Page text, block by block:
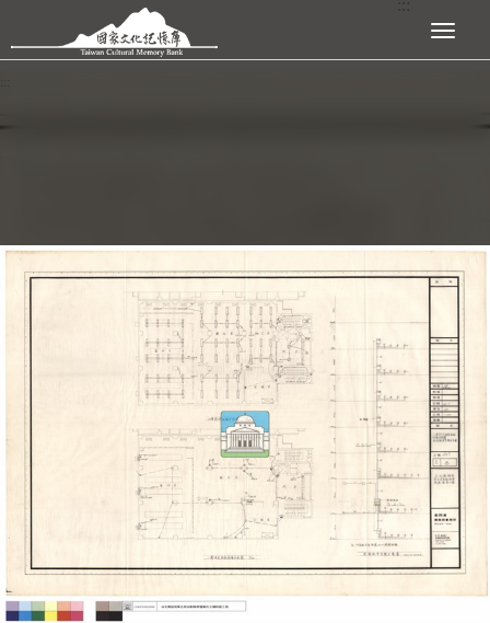
跳到主要內容區塊 展開選單